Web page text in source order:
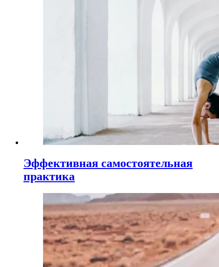
Эффективная самостоятельная
практика